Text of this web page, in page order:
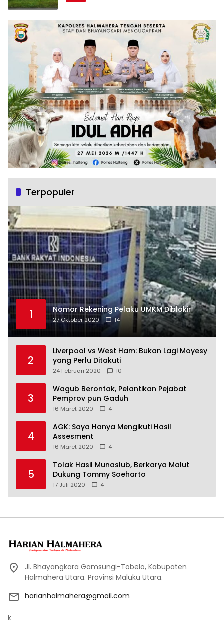
Terpopuler
1 Nomor Rekening Pelaku UMKM Diblokir
27 Oktober 2020 14
2
Liverpool vs West Ham: Bukan Lagi Moyesy
yang Perlu Ditakuti
24 Februari 2020 10
3
Wagub Berontak, Pelantikan Pejabat
Pemprov pun Gaduh
16 Maret 2020 4
4
AGK: Saya Hanya Mengikuti Hasil
Assesment
16 Maret 2020 4
5
Tolak Hasil Munaslub, Berkarya Malut
Dukung Tommy Soeharto
17 Juli 2020 4
Jl. Bhayangkara Gamsungi-Tobelo, Kabupaten
Halmahera Utara. Provinsi Maluku Utara.
harianhalmahera@gmail.com
k